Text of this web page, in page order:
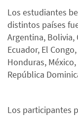
Los estudiantes
distintos países
Argentina, Bolivia,
Ecuador, El
Honduras,
República
Los participantes